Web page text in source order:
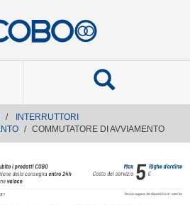
INTERRUTTORI
COMMUTATORE DI AVVIAMENTO